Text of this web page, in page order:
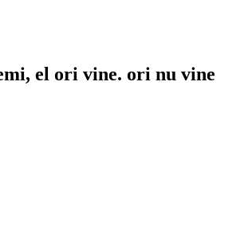
el ori vine. ori nu vine